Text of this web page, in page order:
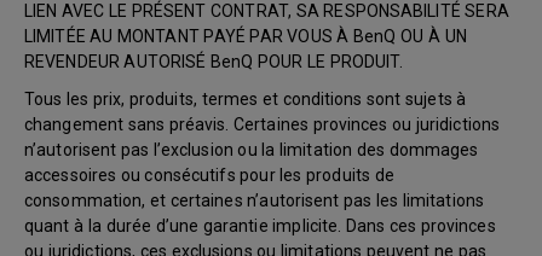
LIEN AVEC LE PRÉSENT CONTRAT, SA RESPONSABILITÉ SERA
LIMITÉE AU MONTANT PAYÉ PAR VOUS À BenQ OU À UN
REVENDEUR AUTORISÉ BenQ POUR LE PRODUIT.
Tous les prix, produits, termes et conditions sont sujets à
changement sans préavis. Certaines provinces ou juridictions
n’autorisent pas l’exclusion ou la limitation des dommages
accessoires ou consécutifs pour les produits de
consommation, et certaines n’autorisent pas les limitations
quant à la durée d’une garantie implicite. Dans ces provinces
ou juridictions, ces exclusions ou limitations peuvent ne pas